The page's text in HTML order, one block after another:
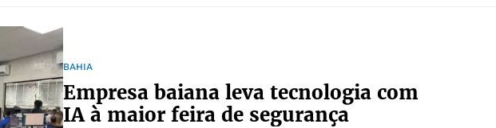
BAHIA
Empresa baiana leva tecnologia com
IA à maior feira de segurança